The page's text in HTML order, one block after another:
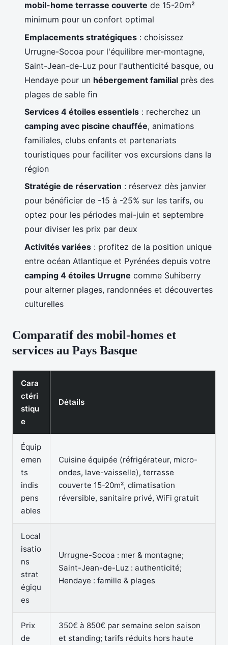
mobil-home terrasse couverte de 15-20m²
minimum pour un confort optimal
Emplacements stratégiques : choisissez
Urrugne-Socoa pour l'équilibre mer-montagne,
Saint-Jean-de-Luz pour l'authenticité basque, ou
Hendaye pour un hébergement familial près des
plages de sable fin
Services 4 étoiles essentiels : recherchez un
camping avec piscine chauffée, animations
familiales, clubs enfants et partenariats
touristiques pour faciliter vos excursions dans la
région
Stratégie de réservation : réservez dès janvier
pour bénéficier de -15 à -25% sur les tarifs, ou
optez pour les périodes mai-juin et septembre
pour diviser les prix par deux
Activités variées : profitez de la position unique
entre océan Atlantique et Pyrénées depuis votre
camping 4 étoiles Urrugne comme Suhiberry
pour alterner plages, randonnées et découvertes
culturelles
Comparatif des mobil-homes et
services au Pays Basque
Cara
ctéri
stiqu
e
Détails
Équip
emen
ts
indis
pens
ables
Cuisine équipée (réfrigérateur, micro-
ondes, lave-vaisselle), terrasse
couverte 15-20m², climatisation
réversible, sanitaire privé, WiFi gratuit
Local
isatio
ns
strat
égiqu
es
Urrugne-Socoa : mer & montagne;
Saint-Jean-de-Luz : authenticité;
Hendaye : famille & plages
Prix
de
350€ à 850€ par semaine selon saison
et standing; tarifs réduits hors haute